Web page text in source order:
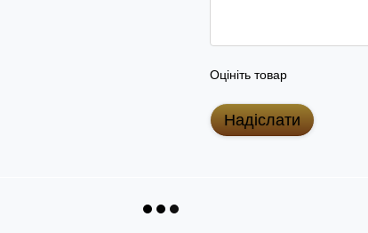
Оцініть товар
Надіслати